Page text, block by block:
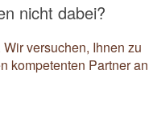
nicht dabei?
versuchen, Ihnen zu
kompetenten Partner an